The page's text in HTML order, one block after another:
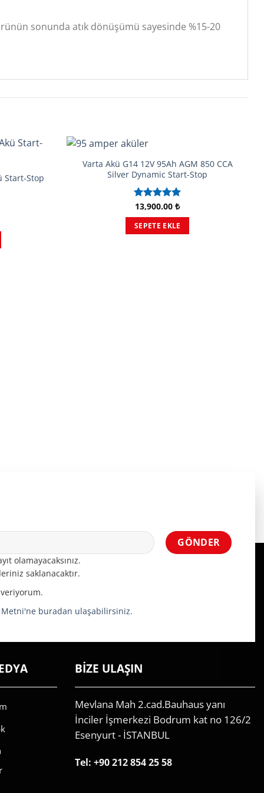
sonunda atık dönüşümü sayesinde %15-20
Start-Stop
Varta Akü G14 12V 95Ah AGM 850 CCA
Silver Dynamic Start-Stop
5 üzerinden
5.00oy
aldı
13,900.00₺
SEPETE EKLE
olamayacaksınız.
saklanacaktır.
buradan ulaşabilirsiniz.
BİZE ULAŞIN
Mevlana Mah 2.cad.Bauhaus yanı
İnciler İşmerkezi Bodrum kat no 126/2
Esenyurt - İSTANBUL
Tel: +90 212 854 25 58